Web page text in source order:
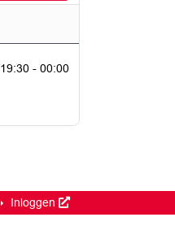
19:30 - 00:00
Inloggen